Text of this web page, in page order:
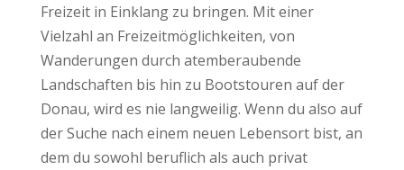
Freizeit in Einklang zu bringen. Mit einer
Vielzahl an Freizeitmöglichkeiten, von
Wanderungen durch atemberaubende
Landschaften bis hin zu Bootstouren auf der
Donau, wird es nie langweilig. Wenn du also auf
der Suche nach einem neuen Lebensort bist, an
dem du sowohl beruflich als auch privat